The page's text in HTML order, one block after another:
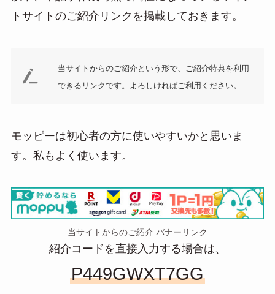
トサイトのご紹介リンクを掲載しておきます。
当サイトからのご紹介という形で、ご紹介特典を利用
できるリンクです。よろしければご利用ください。
モッピーは初心者の方に使いやすいかと思いま
す。私もよく使います。
当サイトからのご紹介 バナーリンク
紹介コードを直接入力する場合は、
P449GWXT7GG